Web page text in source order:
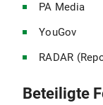
PA Media
YouGov
RADAR
Beteiligte